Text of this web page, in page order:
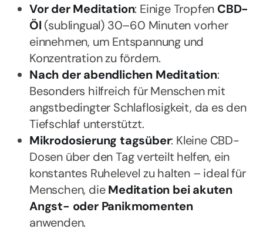
Vor der Meditation: Einige Tropfen CBD-
Öl (sublingual) 30–60 Minuten vorher
einnehmen, um Entspannung und
Konzentration zu fördern.
Nach der abendlichen Meditation:
Besonders hilfreich für Menschen mit
angstbedingter Schlaflosigkeit, da es den
Tiefschlaf unterstützt.
Mikrodosierung tagsüber: Kleine CBD-
Dosen über den Tag verteilt helfen, ein
konstantes Ruhelevel zu halten – ideal für
Menschen, dieMeditation bei akuten
Angst- oder Panikmomenten
anwenden.